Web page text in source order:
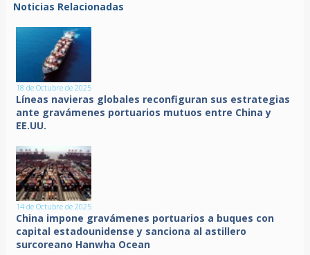
Noticias Relacionadas
18 de Octubre de 2025
Líneas navieras globales reconfiguran sus estrategias
ante gravámenes portuarios mutuos entre China y
EE.UU.
14 de Octubre de 2025
China impone gravámenes portuarios a buques con
capital estadounidense y sanciona al astillero
surcoreano Hanwha Ocean